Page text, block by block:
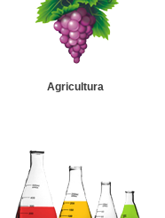
Agricultura